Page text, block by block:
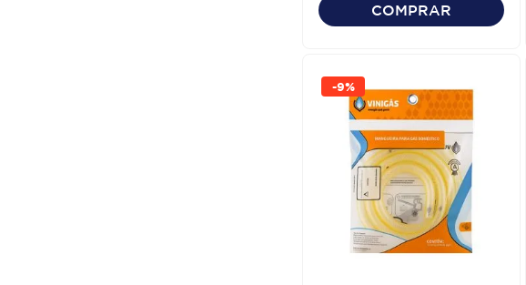
COMPRAR
-9%